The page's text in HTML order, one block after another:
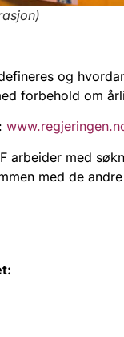
og
forbehold om
arbeider med
med de